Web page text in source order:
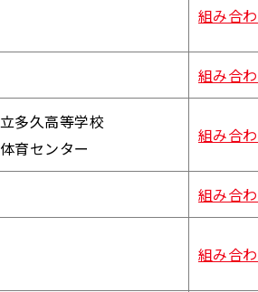
組み合
組み合
多久高等学校
育センター
組み合
組み合
組み合